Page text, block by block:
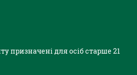
призначені для осіб старше 21